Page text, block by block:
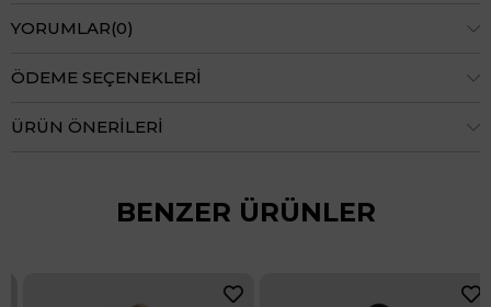
YORUMLAR(0)
ÖDEME SEÇENEKLERI
ÜRÜN ÖNERILERI
BENZER ÜRÜNLER